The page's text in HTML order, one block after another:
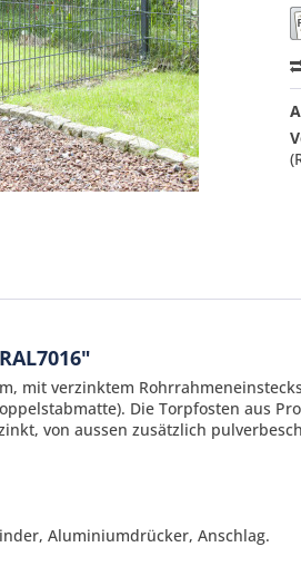
mit verzinktem
Die Torpfosten aus
von aussen zusätzlich
Aluminiumdrücker, Anschlag.